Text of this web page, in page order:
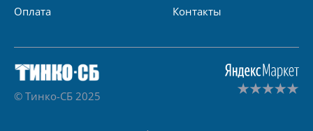
Оплата
Контакты
© Тинко-СБ 2025